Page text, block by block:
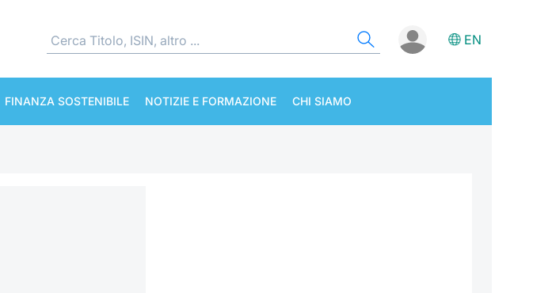
EN
FINANZA SOSTENIBILE NOTIZIE E FORMAZIONE CHI SIAMO